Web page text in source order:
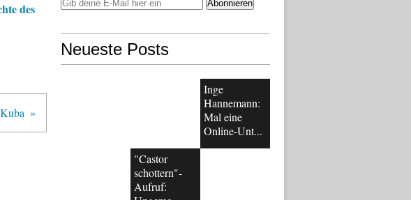
des
Neueste Posts
Inge
Hannemann:
Mal eine
Online-Unt...
"Castor
schottern"-
Aufruf: